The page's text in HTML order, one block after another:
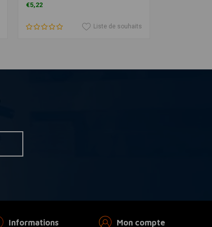
€5,22
Liste de souhaits
Informations Mon compte